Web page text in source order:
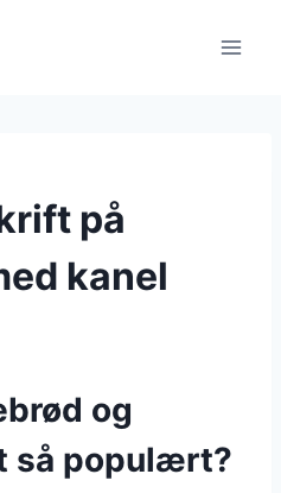
på
kanel
og
så populært?